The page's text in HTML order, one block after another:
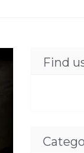
Find